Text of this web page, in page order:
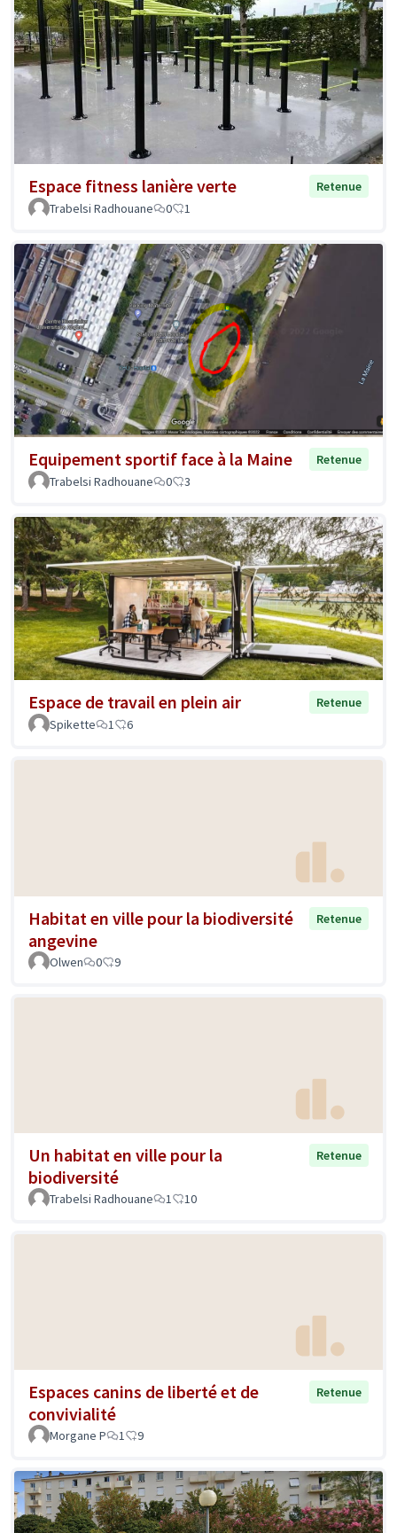
Espace fitness lanière verte
Retenue
Trabelsi Radhouane
0 1
Equipement sportif face à la Maine
Retenue
Trabelsi Radhouane
0 3
Espace de travail en plein air
Retenue
Spikette
1 6
Habitat en ville pour la biodiversité
angevine
Retenue
Olwen 0 9
Un habitat en ville pour la
biodiversité
Retenue
Trabelsi Radhouane 1 10
Espaces canins de liberté et de
convivialité
Retenue
Morgane P 1 9